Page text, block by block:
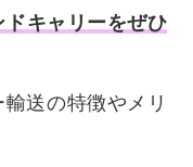
ドキャリーをぜひ
輸送の特徴やメリ